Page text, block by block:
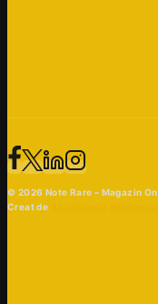
© 2026 Note Rare – Magazin
Creat de